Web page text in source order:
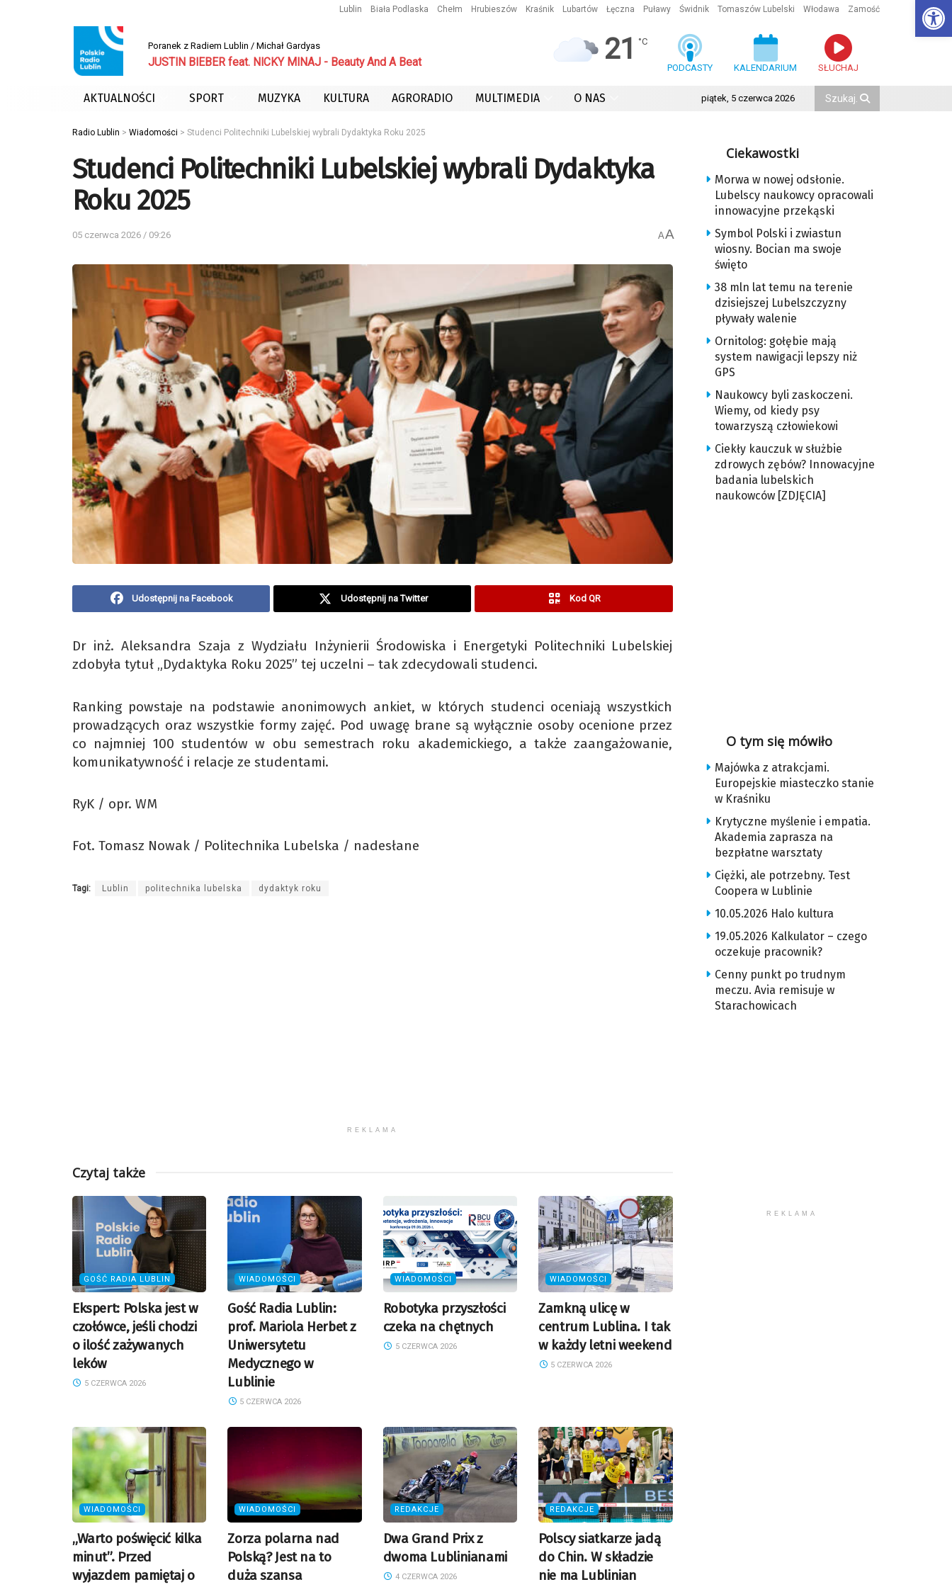
Lublin Biała Podlaska Chełm Hrubieszów Kraśnik Lubartów Łęczna Puławy Świdnik Tomaszów Lubelski Włodawa Zamość
Poranek z Radiem Lublin / Michał Gardyas
JUSTIN BIEBER feat. NICKY MINAJ - Beauty And A Beat 21 °C
PODCASTY KALENDARIUM SŁUCHAJ
AKTUALNOŚCI SPORT MUZYKA KULTURA AGRORADIO MULTIMEDIA O NAS piątek, 5 czerwca 2026
Radio Lublin > Wiadomości > Studenci Politechniki Lubelskiej wybrali Dydaktyka Roku 2025
Studenci Politechniki Lubelskiej wybrali Dydaktyka
Roku 2025
05 czerwca 2026 / 09:26 AA
Udostępnij na Facebook Udostępnij na Twitter Kod QR
Dr inż. Aleksandra Szaja z Wydziału Inżynierii Środowiska i Energetyki Politechniki Lubelskiej
zdobyła tytuł „Dydaktyka Roku 2025” tej uczelni – tak zdecydowali studenci.
Ranking powstaje na podstawie anonimowych ankiet, w których studenci oceniają wszystkich
prowadzących oraz wszystkie formy zajęć. Pod uwagę brane są wyłącznie osoby ocenione przez
co najmniej 100 studentów w obu semestrach roku akademickiego, a także zaangażowanie,
komunikatywność i relacje ze studentami.
RyK / opr. WM
Fot. Tomasz Nowak / Politechnika Lubelska / nadesłane
Tagi: Lublin politechnika lubelska dydaktyk roku
REKLAMA
Czytaj także
GOŚĆ RADIA LUBLIN
Ekspert: Polska jest w
czołówce, jeśli chodzi
o ilość zażywanych
leków
5 CZERWCA 2026
WIADOMOŚCI
Gość Radia Lublin:
prof. Mariola Herbet z
Uniwersytetu
Medycznego w
Lublinie
5 CZERWCA 2026
WIADOMOŚCI
Robotyka przyszłości
czeka na chętnych
5 CZERWCA 2026
WIADOMOŚCI
Zamkną ulicę w
centrum Lublina. I tak
w każdy letni weekend
5 CZERWCA 2026
WIADOMOŚCI
„Warto poświęcić kilka
minut”. Przed
wyjazdem pamiętaj o
WIADOMOŚCI
Zorza polarna nad
Polską? Jest na to
duża szansa
REDAKCJE
Dwa Grand Prix z
dwoma Lublinianami
4 CZERWCA 2026
REDAKCJE
Polscy siatkarze jadą
do Chin. W składzie
nie ma Lublinian
Ciekawostki
Morwa w nowej odsłonie.
Lubelscy naukowcy opracowali
innowacyjne przekąski
Symbol Polski i zwiastun
wiosny. Bocian ma swoje
święto
38 mln lat temu na terenie
dzisiejszej Lubelszczyzny
pływały walenie
Ornitolog: gołębie mają
system nawigacji lepszy niż
GPS
Naukowcy byli zaskoczeni.
Wiemy, od kiedy psy
towarzyszą człowiekowi
Ciekły kauczuk w służbie
zdrowych zębów? Innowacyjne
badania lubelskich
naukowców [ZDJĘCIA]
O tym się mówiło
Majówka z atrakcjami.
Europejskie miasteczko stanie
w Kraśniku
Krytyczne myślenie i empatia.
Akademia zaprasza na
bezpłatne warsztaty
Ciężki, ale potrzebny. Test
Coopera w Lublinie
10.05.2026 Halo kultura
19.05.2026 Kalkulator – czego
oczekuje pracownik?
Cenny punkt po trudnym
meczu. Avia remisuje w
Starachowicach
REKLAMA